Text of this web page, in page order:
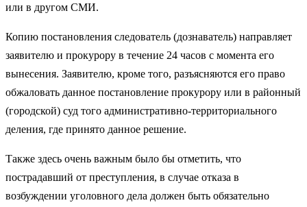
или в другом СМИ.
Копию постановления следователь (дознаватель) направляет
заявителю и прокурору в течение 24 часов с момента его
вынесения. Заявителю, кроме того, разъясняются его право
обжаловать данное постановление прокурору или в районный
(городской) суд того административно-территориального
деления, где принято данное решение.
Также здесь очень важным было бы отметить, что
пострадавший от преступления, в случае отказа в
возбуждении уголовного дела должен быть обязательно